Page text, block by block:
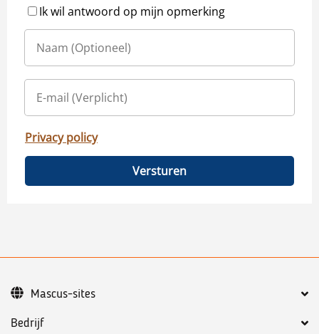
Ik wil antwoord op mijn opmerking
Privacy policy
Versturen
Bedrijf
Mascus-sites